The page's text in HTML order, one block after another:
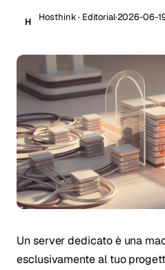
H Hosthink · Editorial·2026-06-
Un server dedicato è una
esclusivamente al tuo